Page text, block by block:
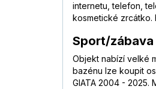
internetu, telefon,
kosmetické
Sport/zábava
Objekt nabízí velké
bazénu lze koupit
GIATA 2004 - 2025.